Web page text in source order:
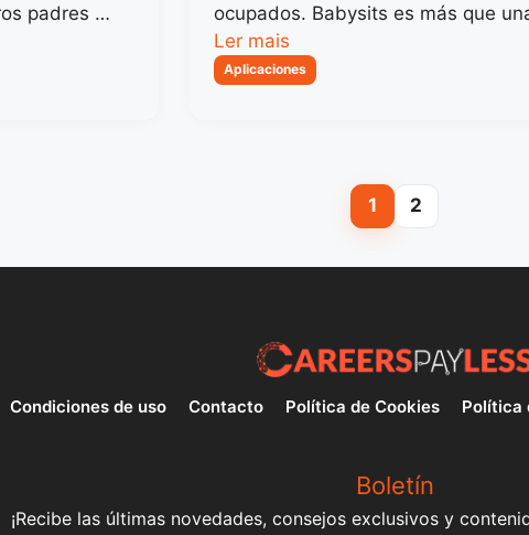
padres …
ocupados. Babysits es más que
Ler mais
Categorias
Aplicaciones
Page
1 Page
2
Condiciones de uso Contacto Política de Cookies Política
Boletín
¡Recibe las últimas novedades, consejos exclusivos y